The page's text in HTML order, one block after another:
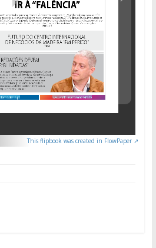
This flipbook was created in FlowPaper ↗